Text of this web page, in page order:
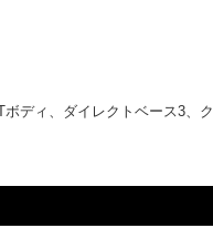
ディ、ダイレクトベース3、ク